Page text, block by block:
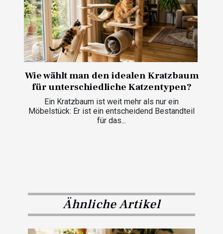
Wie wählt man den idealen Kratzbaum
für unterschiedliche Katzentypen?
Ein Kratzbaum ist weit mehr als nur ein
Möbelstück: Er ist ein entscheidend Bestandteil
für das...
Ähnliche Artikel